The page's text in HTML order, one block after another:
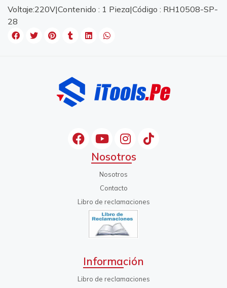
Voltaje:220V|Contenido : 1 Pieza|Código : RH10508-SP-
28
Nosotros
Nosotros
Contacto
Libro de reclamaciones
Información
Libro de reclamaciones